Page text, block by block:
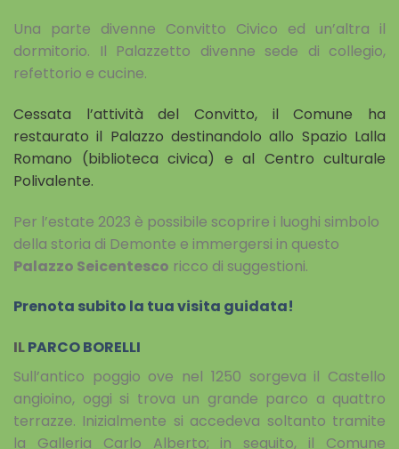
Una parte divenne Convitto Civico ed un’altra il
dormitorio. Il Palazzetto divenne sede di collegio,
refettorio e cucine.
Cessata l’attività del Convitto, il Comune ha
restaurato il Palazzo destinandolo allo Spazio Lalla
Romano (biblioteca civica) e al Centro culturale
Polivalente.
Per l’estate 2023 è possibile scoprire i luoghi simbolo
della storia di Demonte e immergersi in questo
Palazzo Seicentesco ricco di suggestioni.
Prenota subito la tua visita guidata!
ILPARCO BORELLI
Sull’antico poggio ove nel 1250 sorgeva il Castello
angioino, oggi si trova un grande parco a quattro
terrazze. Inizialmente si accedeva soltanto tramite
la Galleria Carlo Alberto; in seguito, il Comune